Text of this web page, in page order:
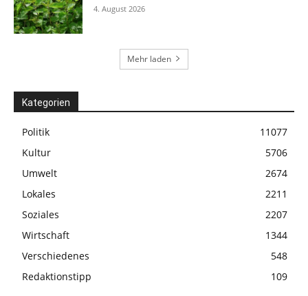
4. August 2026
Mehr laden
Kategorien
Politik
11077
Kultur
5706
Umwelt
2674
Lokales
2211
Soziales
2207
Wirtschaft
1344
Verschiedenes
548
Redaktionstipp
109